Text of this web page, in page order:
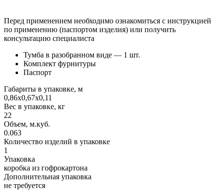
Перед применением необходимо ознакомиться с инструкцией
по применению (паспортом изделия) или получить
консультацию специалиста
Тумба в разобранном виде — 1 шт.
Комплект фурнитуры
Паспорт
Габариты в упаковке, м
0,86х0,67х0,11
Вес в упаковке, кг
22
Объем, м.куб.
0.063
Количество изделий в упаковке
1
Упаковка
коробка из гофрокартона
Дополнительная упаковка
не требуется